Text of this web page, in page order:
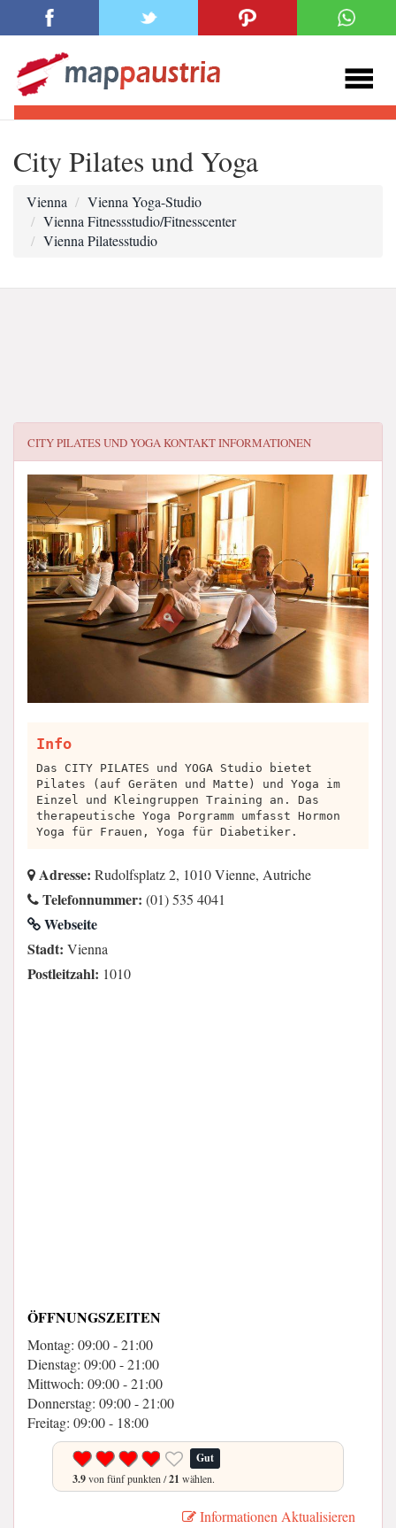
City Pilates und Yoga
Vienna
Vienna Yoga-Studio
Vienna Fitnessstudio/Fitnesscenter
Vienna Pilatesstudio
CITY PILATES UND YOGAKONTAKT INFORMATIONEN
Info
Das CITY PILATES und YOGA Studio bietet
Pilates (auf Geräten und Matte) und Yoga im
Einzel und Kleingruppen Training an. Das
therapeutische Yoga Porgramm umfasst Hormon
Yoga für Frauen, Yoga für Diabetiker.
Adresse: Rudolfsplatz 2, 1010 Vienne, Autriche
Telefonnummer: (01) 535 4041
Webseite
Stadt: Vienna
Postleitzahl: 1010
ÖFFNUNGSZEITEN
Montag: 09:00 - 21:00
Dienstag: 09:00 - 21:00
Mittwoch: 09:00 - 21:00
Donnerstag: 09:00 - 21:00
Freitag: 09:00 - 18:00
Gut
3.9von fünf punkten /21 wählen.
Informationen Aktualisieren